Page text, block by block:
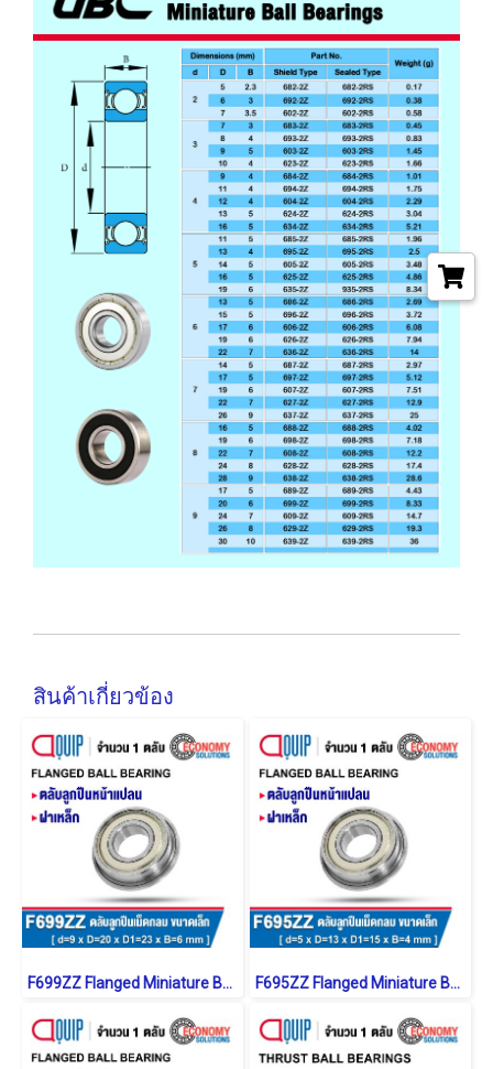
สินค้าเกี่ยวข้อง
F699ZZ Flanged Miniature Ball Bearings Sheild Type F695ZZ Flanged Miniature Ball Bearings Sheild Type